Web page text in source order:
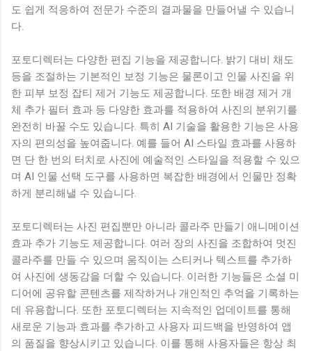
도 쉽게 적응하여 전문가 수준의 결과물을 만들어낼 수 있습니
다.
포토디렉터는 다양한 편집 기능을 제공합니다. 밝기 대비 채도
등을 조절하는 기본적인 보정 기능은 물론이고 인물 사진을 위
한 피부 보정 잡티 제거 기능도 제공합니다. 또한 배경 제거 개
체 추가 필터 효과 등 다양한 효과를 적용하여 사진의 분위기를
완전히 바꿀 수도 있습니다. 특히 AI 기술을 활용한 기능은 사용
자의 편의성을 높여줍니다. 예를 들어 AI 스타일 효과를 사용하
면 단 한 번의 터치로 사진에 예술적인 스타일을 적용할 수 있으
며 AI 인물 선택 도구를 사용하면 복잡한 배경에서 인물만 정확
하게 분리해낼 수 있습니다.
포토디렉터는 사진 편집뿐만 아니라 콜라주 만들기 애니메이션
효과 추가 기능도 제공합니다. 여러 장의 사진을 조합하여 멋진
콜라주를 만들 수 있으며 움직이는 스티커나 텍스트를 추가하
여 사진에 생동감을 더할 수 있습니다. 이러한 기능들은 소셜 미
디어에 공유할 콘텐츠를 제작하거나 개인적인 추억을 기록하는
데 유용합니다. 또한 포토디렉터는 지속적인 업데이트를 통해
새로운 기능과 효과를 추가하고 사용자 피드백을 반영하여 앱
의 품질을 향상시키고 있습니다. 이를 통해 사용자들은 항상 최